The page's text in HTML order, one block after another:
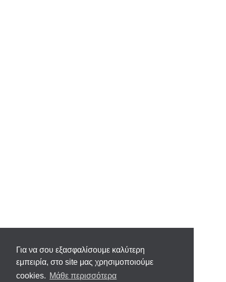
Για να σου εξασφαλίσουμε καλύτερη
εμπειρία, στο site μας χρησιμοποιούμε
cookies. Μάθε περισσότερα